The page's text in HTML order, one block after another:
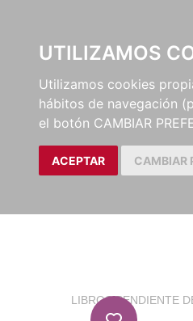
UTILIZAMOS
Utilizamos cookies
hábitos de navegación
el botón CAMBIAR
ACEPTAR CAMBIAR
LIBROS/PENDIENTE